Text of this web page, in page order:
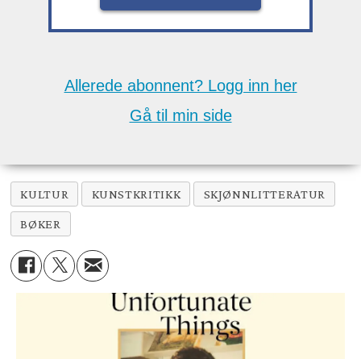
Allerede abonnent? Logg inn her
Gå til min side
KULTUR KUNSTKRITIKK SKJØNNLITTERATUR
BØKER